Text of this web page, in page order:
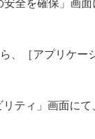
安全を確保」画
、［アプリケー
リティ」画面に